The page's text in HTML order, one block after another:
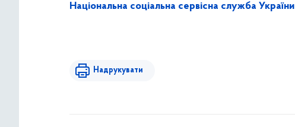
Національна соціальна сервісна служба України
Надрукувати